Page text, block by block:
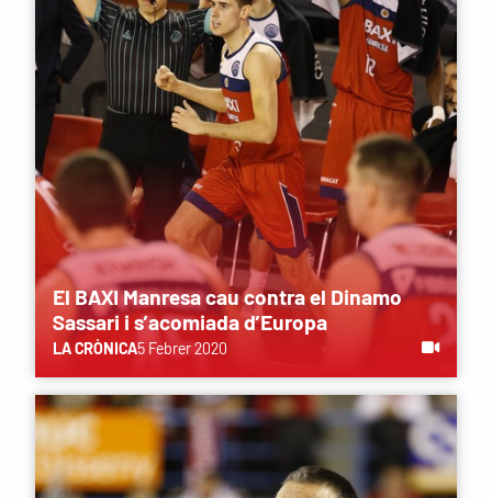
El BAXI Manresa cau contra el Dinamo
Sassari i s’acomiada d’Europa
LA CRÒNICA5 Febrer 2020